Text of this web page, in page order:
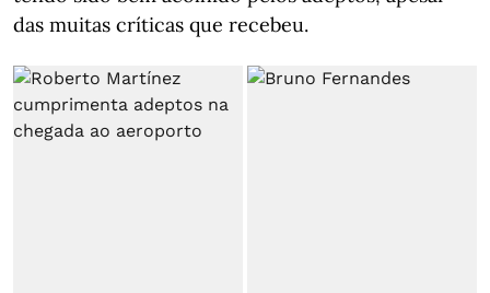
das muitas críticas que recebeu.